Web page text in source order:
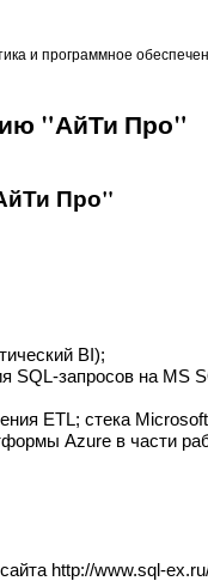
и программное
"АйТи Про"
Про"
BI);
SQL-запросов на MS
ETL; стека
Azure в части
http://www.sql-